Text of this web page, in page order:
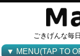
ごきげんな毎
▼ MENU(TAP TO